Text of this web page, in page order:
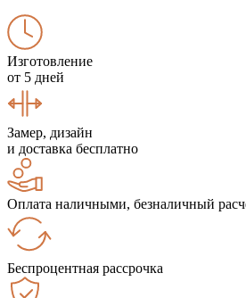
Изготовление
от 5 дней
Замер, дизайн
и доставка бесплатно
Оплата наличными, безналичный
Беспроцентная рассрочка